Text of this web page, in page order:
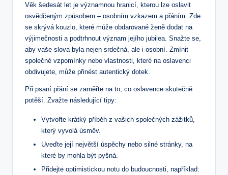
Věk šedesát let je významnou hranicí, kterou lze oslavit
osvědčeným způsobem – osobním vzkazem a přáním. Zde
se skrývá kouzlo, které může obdarované ženě dodat na
výjimečnosti a podtrhnout význam jejího jubilea. Snažte se,
aby vaše slova byla nejen srdečná, ale i osobní. Zmínit
společné vzpomínky nebo vlastnosti, které na oslavenci
obdivujete, může přinést autentický dotek.
Při psaní přání se zaměřte na to, co oslavence skutečně
potěší. Zvažte následující tipy:
Vytvořte krátký příběh z vašich společných zážitků,
který vyvolá úsměv.
Uveďte její největší úspěchy nebo silné stránky, na
které by mohla být pyšná.
Přidejte optimistickou notu do budoucnosti, například: